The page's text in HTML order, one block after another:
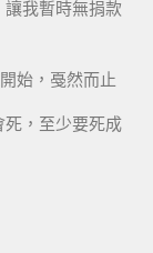
我暫時無捐款
始，戞然而止
，至少要死成